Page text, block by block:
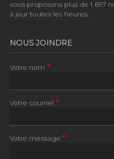
vous proposons plus de 1 697
à jour toutes les heures.
NOUS JOINDRE
Votre nom
Votre courriel
Votre message